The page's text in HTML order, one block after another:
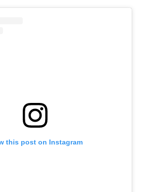
this post on Instagram